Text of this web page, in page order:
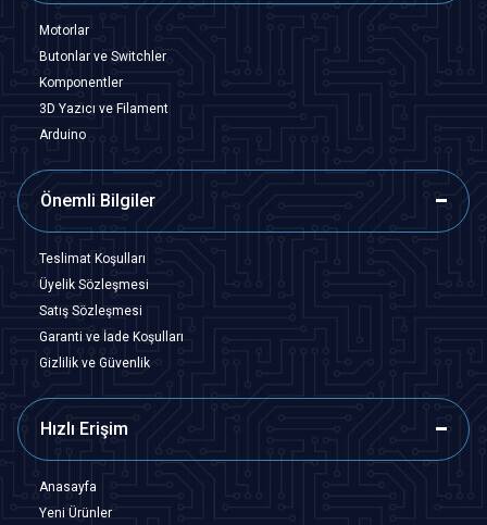
Motorlar
Butonlar ve Switchler
Komponentler
3D Yazıcı ve Filament
Arduino
Önemli Bilgiler
Teslimat Koşulları
Üyelik Sözleşmesi
Satış Sözleşmesi
Garanti ve İade Koşulları
Gizlilik ve Güvenlik
Hızlı Erişim
Anasayfa
Yeni Ürünler